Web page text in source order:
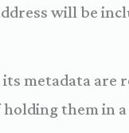
will be
metadata
them in